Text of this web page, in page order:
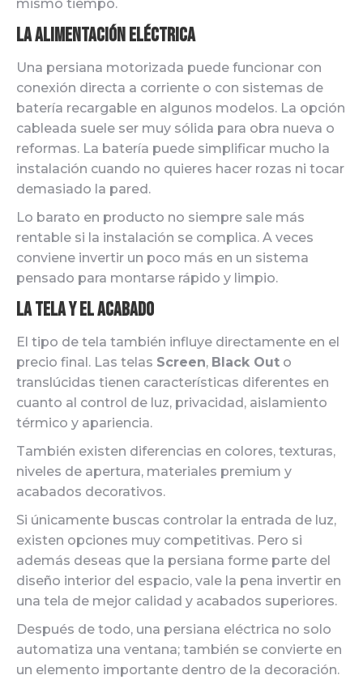
mismo tiempo.
La alimentación eléctrica
Una persiana motorizada puede funcionar con
conexión directa a corriente o con sistemas de
batería recargable en algunos modelos. La opción
cableada suele ser muy sólida para obra nueva o
reformas. La batería puede simplificar mucho la
instalación cuando no quieres hacer rozas ni tocar
demasiado la pared.
Lo barato en producto no siempre sale más
rentable si la instalación se complica. A veces
conviene invertir un poco más en un sistema
pensado para montarse rápido y limpio.
La tela y el acabado
El tipo de tela también influye directamente en el
precio final. Las telas Screen, Black Out o
translúcidas tienen características diferentes en
cuanto al control de luz, privacidad, aislamiento
térmico y apariencia.
También existen diferencias en colores, texturas,
niveles de apertura, materiales premium y
acabados decorativos.
Si únicamente buscas controlar la entrada de luz,
existen opciones muy competitivas. Pero si
además deseas que la persiana forme parte del
diseño interior del espacio, vale la pena invertir en
una tela de mejor calidad y acabados superiores.
Después de todo, una persiana eléctrica no solo
automatiza una ventana; también se convierte en
un elemento importante dentro de la decoración.